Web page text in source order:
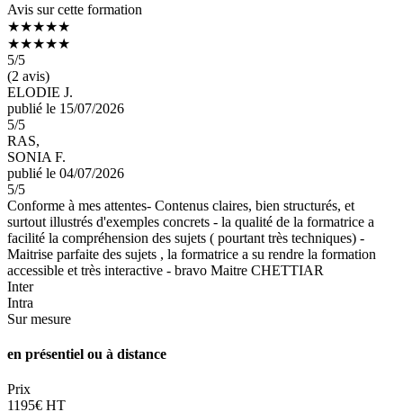
Avis sur cette formation
★★★★★
★★★★★
5/5
(2 avis)
ELODIE J.
publié le 15/07/2026
5/5
RAS,
SONIA F.
publié le 04/07/2026
5/5
Conforme à mes attentes- Contenus claires, bien structurés, et
surtout illustrés d'exemples concrets - la qualité de la formatrice a
facilité la compréhension des sujets ( pourtant très techniques) -
Maitrise parfaite des sujets , la formatrice a su rendre la formation
accessible et très interactive - bravo Maitre CHETTIAR
Inter
Intra
Sur mesure
en présentiel ou à distance
Prix
1195€ HT